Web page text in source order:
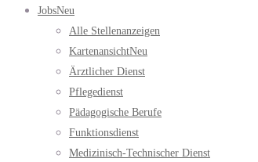
JobsNeu
Alle Stellenanzeigen
KartenansichtNeu
Ärztlicher Dienst
Pflegedienst
Pädagogische Berufe
Funktionsdienst
Medizinisch-Technischer Dienst